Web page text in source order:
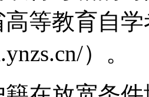
等教育自
）。